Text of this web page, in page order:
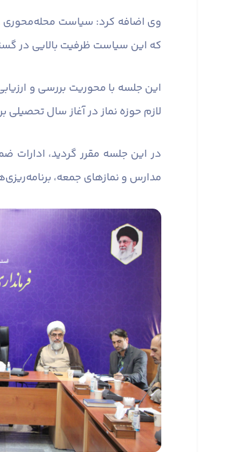
وی اضافه کرد: سیاست محله‌محوری
که این سیاست ظرفیت بالایی در
این جلسه با محوریت بررسی و
لازم حوزه نماز در آغاز سال تحصیلی
در این جلسه مقرر گردید، ادارات
مدارس و نماز‌های جمعه،